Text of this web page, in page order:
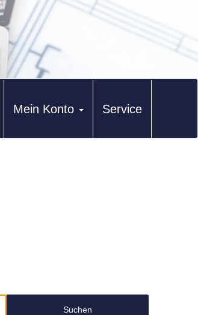
Mein Konto Service
Suchen